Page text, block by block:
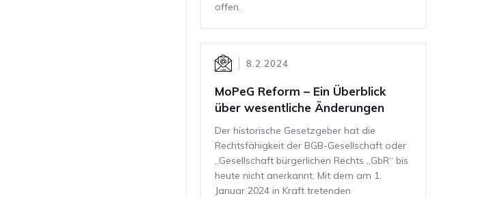
offen.
8.2.2024
MoPeG Reform – Ein Überblick
über wesentliche Änderungen
Der historische Gesetzgeber hat die
Rechtsfähigkeit der BGB-Gesellschaft oder
„Gesellschaft bürgerlichen Rechts „GbR“ bis
heute nicht anerkannt. Mit dem am 1.
Januar 2024 in Kraft tretenden